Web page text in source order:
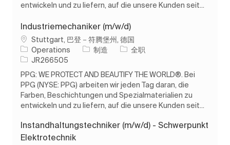
entwickeln und zu liefern, auf die unsere Kunden seit...
Industriemechaniker (m/w/d)
位置Stuttgart, 巴登－符腾堡州, 德国
Operations
类别制造 工作类型
全职
作业 ID
JR266505
PPG: WE PROTECT AND BEAUTIFY THE WORLD®. Bei
PPG (NYSE: PPG) arbeiten wir jeden Tag daran, die
Farben, Beschichtungen und Spezialmaterialien zu
entwickeln und zu liefern, auf die unsere Kunden seit...
Instandhaltungstechniker (m/w/d) - Schwerpunkt
Elektrotechnik